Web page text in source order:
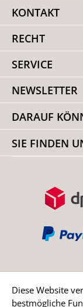
KONTAKT
RECHT
SERVICE
NEWSLETTER
DARAUF
SIE FINDEN
Diese Website
bestmögliche